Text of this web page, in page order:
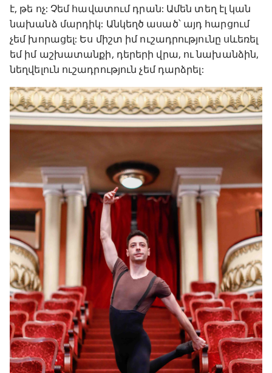
է, թե ոչ: Չեմ հավատում դրան: Ամեն տեղ էլ կան
նախանձ մարդիկ: Անկեղծ ասած՝ այդ հարցում
չեմ խորացել: Ես միշտ իմ ուշադրությունը սևեռել
եմ իմ աշխատանքի, դերերի վրա, ու նախանձին,
նեղվելուն ուշադրություն չեմ դարձրել: